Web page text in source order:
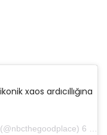
xaos ardıcıllığına
(@nbcthegoodplace) 6 iyun 2019-cu il tarixində saat 9: 00-da PDT